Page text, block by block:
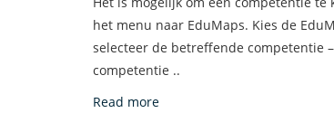
het menu naar EduMaps. Kies de
selecteer de betreffende competentie
competentie ..
Read more